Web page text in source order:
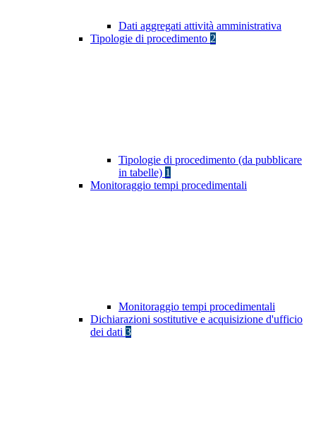
Dati aggregati attività amministrativa
Tipologie di procedimento 2
Tipologie di procedimento (da pubblicare
in tabelle) 1
Monitoraggio tempi procedimentali
Monitoraggio tempi procedimentali
Dichiarazioni sostitutive e acquisizione d'ufficio
dei dati 3